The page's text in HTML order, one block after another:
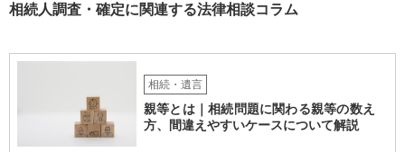
相続人調査・確定に関連する法律相談コラム
相続・遺言
親等とは｜相続問題に関わる親等の数え
方、間違えやすいケースについて解説